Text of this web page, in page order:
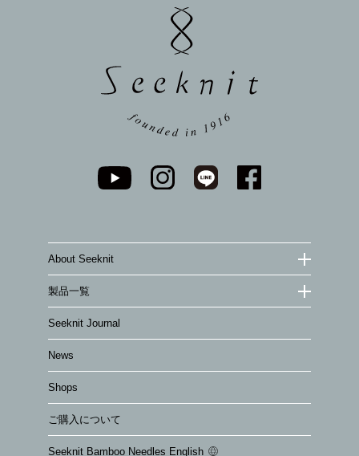
About Seeknit
製品一覧
Seeknit Journal
News
Shops
ご購入について
Seeknit Bamboo Needles English